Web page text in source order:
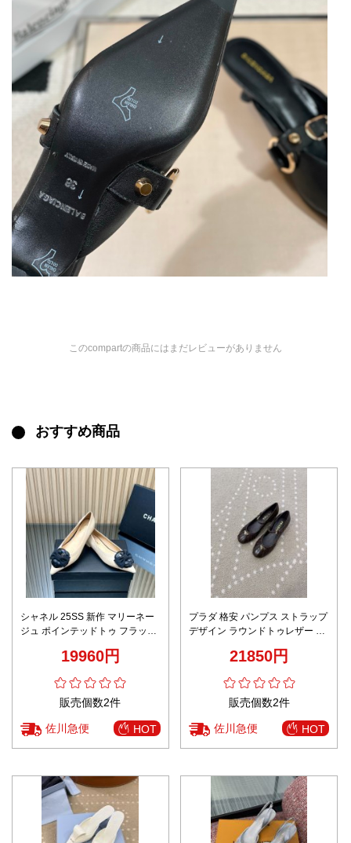
このcompartの商品にはまだレビューがありません
おすすめ商品
シャネル 25SS 新作 マリーネー
ジュ ポインテッドトゥ フラット
19960円
販売個数2件
佐川急便 HOT
プラダ 格安 パンプス ストラップ
デザイン ラウンドトゥレザー 上
21850円
販売個数2件
佐川急便 HOT